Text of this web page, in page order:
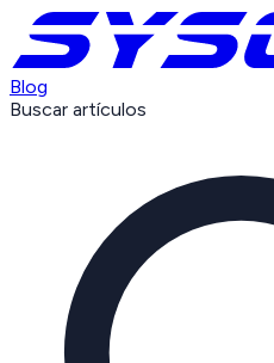
Blog
Buscar artículos